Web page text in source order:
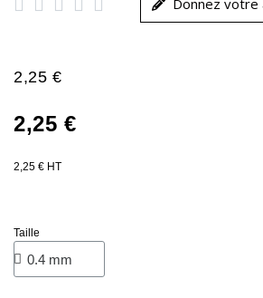
     Donnez votre
2,25 €
2,25 €
2,25 € HT
Taille